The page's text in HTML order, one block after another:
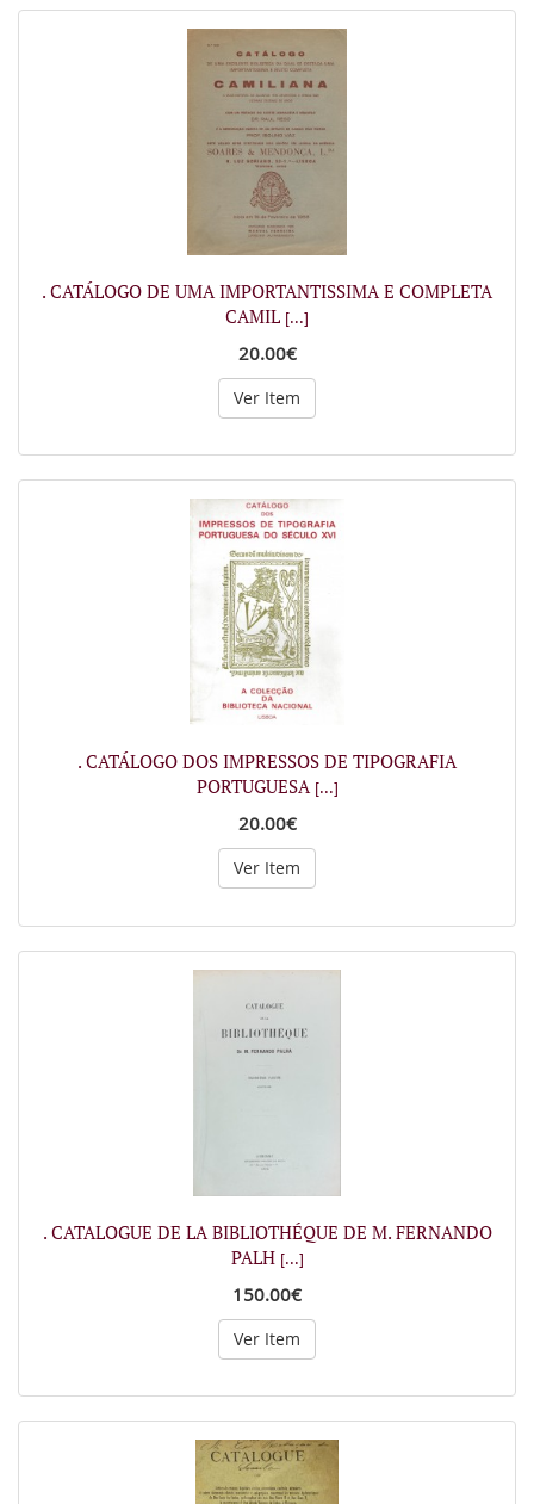
. CATÁLOGO DE UMA IMPORTANTISSIMA E COMPLETA
CAMIL [...]
20.00€
Ver Item
. CATÁLOGO DOS IMPRESSOS DE TIPOGRAFIA
PORTUGUESA [...]
20.00€
Ver Item
. CATALOGUE DE LA BIBLIOTHÉQUE DE M. FERNANDO
PALH [...]
150.00€
Ver Item